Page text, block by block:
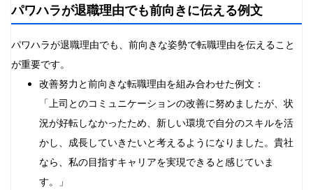
パワハラが退職理由でも前向きに伝える例文
パワハラが退職理由でも、前向きな姿勢で転職理由を伝えること
が重要です。
改善努力と前向きな転職理由を組み合わせた例文：
「上司とのコミュニケーションの改善に努めましたが、状
況が好転しなかったため、新しい環境で自分のスキルを活
かし、成長していきたいと考えるようになりました。貴社
なら、私の目指すキャリアを実現できると感じていま
す。」